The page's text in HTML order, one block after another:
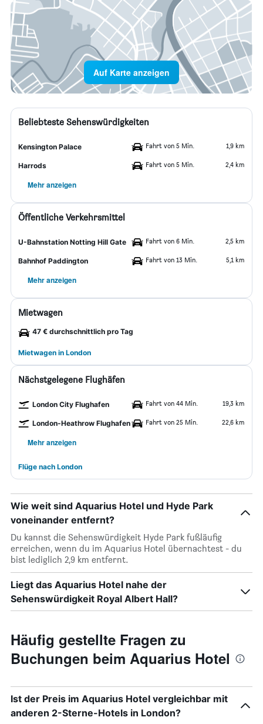
Auf Karte anzeigen
Beliebteste Sehenswürdigkeiten
Kensington Palace Fahrt von 5 Min. 1,9 km
Harrods Fahrt von 5 Min. 2,4 km
Mehr anzeigen
Öffentliche Verkehrsmittel
U-Bahnstation Notting Hill Gate Fahrt von 6 Min. 2,5 km
Bahnhof Paddington Fahrt von 13 Min. 5,1 km
Mehr anzeigen
Mietwagen
47 € durchschnittlich pro Tag
Mietwagen in London
Nächstgelegene Flughäfen
London City Flughafen Fahrt von 44 Min. 19,3 km
London-Heathrow Flughafen Fahrt von 25 Min. 22,6 km
Mehr anzeigen
Flüge nach London
Wie weit sind Aquarius Hotel und Hyde Park
voneinander entfernt?
Du kannst die Sehenswürdigkeit Hyde Park fußläufig
erreichen, wenn du im Aquarius Hotel übernachtest - du
bist lediglich 2,9 km entfernt.
Liegt das Aquarius Hotel nahe der
Sehenswürdigkeit Royal Albert Hall?
Häufig gestellte Fragen zu
Buchungen beim Aquarius Hotel
Ist der Preis im Aquarius Hotel vergleichbar mit
anderen 2-Sterne-Hotels in London?